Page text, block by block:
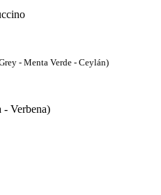
- Menta Verde - Ceylán)
Verbena)